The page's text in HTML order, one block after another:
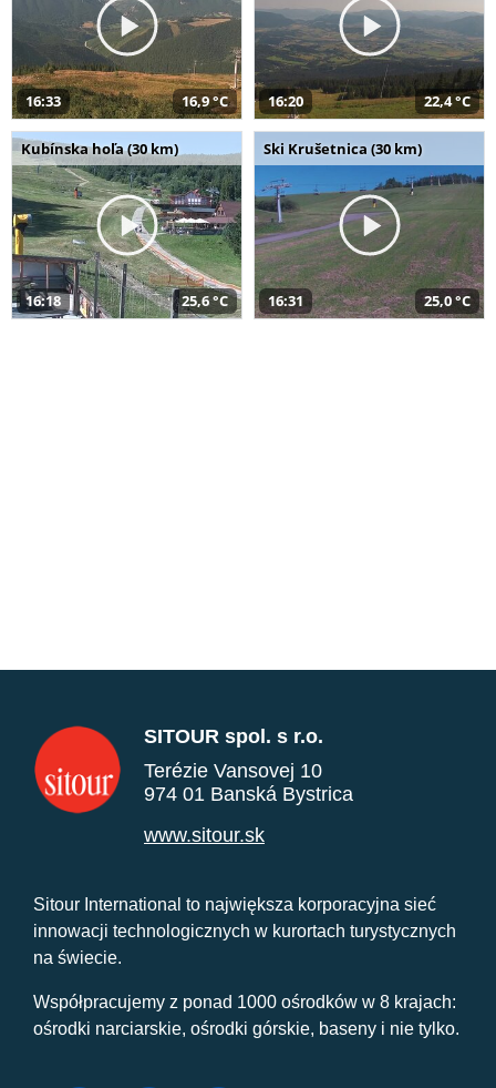
16:33 16,9 °C 16:20 22,4 °C
Kubínska hoľa (30 km)
16:18 25,6 °C
Ski Krušetnica (30 km)
16:31 25,0 °C
SITOUR spol. s r.o.
Terézie Vansovej 10
974 01 Banská Bystrica
www.sitour.sk
Sitour International to największa korporacyjna sieć
innowacji technologicznych w kurortach turystycznych
na świecie.
Współpracujemy z ponad 1000 ośrodków w 8 krajach:
ośrodki narciarskie, ośrodki górskie, baseny i nie tylko.